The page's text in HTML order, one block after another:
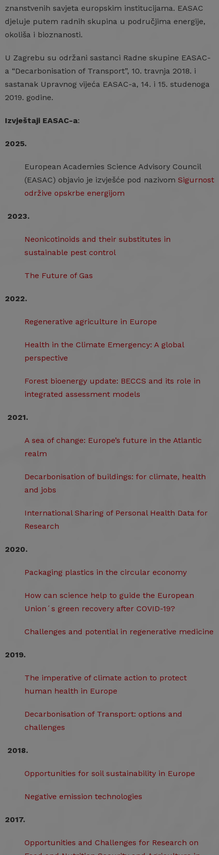
znanstvenih savjeta europskim institucijama. EASAC
djeluje putem radnih skupina u područjima energije,
okoliša i bioznanosti.
U Zagrebu su održani sastanci Radne skupine EASAC-
a “Decarbonisation of Transport”, 10. travnja 2018. i
sastanak Upravnog vijeća EASAC-a, 14. i 15. studenoga
2019. godine.
Izvještaji EASAC-a:
2025.
European Academies Science Advisory Council
(EASAC) objavio je izvješće pod nazivom Sigurnost
održive opskrbe energijom
2023.
Neonicotinoids and their substitutes in
sustainable pest control
The Future of Gas
2022.
Regenerative agriculture in Europe
Health in the Climate Emergency: A global
perspective
Forest bioenergy update: BECCS and its role in
integrated assessment models
2021.
A sea of change: Europe’s future in the Atlantic
realm
Decarbonisation of buildings: for climate, health
and jobs
International Sharing of Personal Health Data for
Research
2020.
Packaging plastics in the circular economy
How can science help to guide the European
Union´s green recovery after COVID-19?
Challenges and potential in regenerative medicine
2019.
The imperative of climate action to protect
human health in Europe
Decarbonisation of Transport: options and
challenges
2018.
Opportunities for soil sustainability in Europe
Negative emission technologies
2017.
Opportunities and Challenges for Research on